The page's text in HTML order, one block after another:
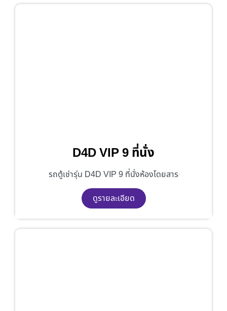
D4D VIP 9 ที่นั่ง
รถตู้เช่ารุ่น D4D VIP 9 ที่นั่งห้องโดยสาร
ดูรายละเอียด